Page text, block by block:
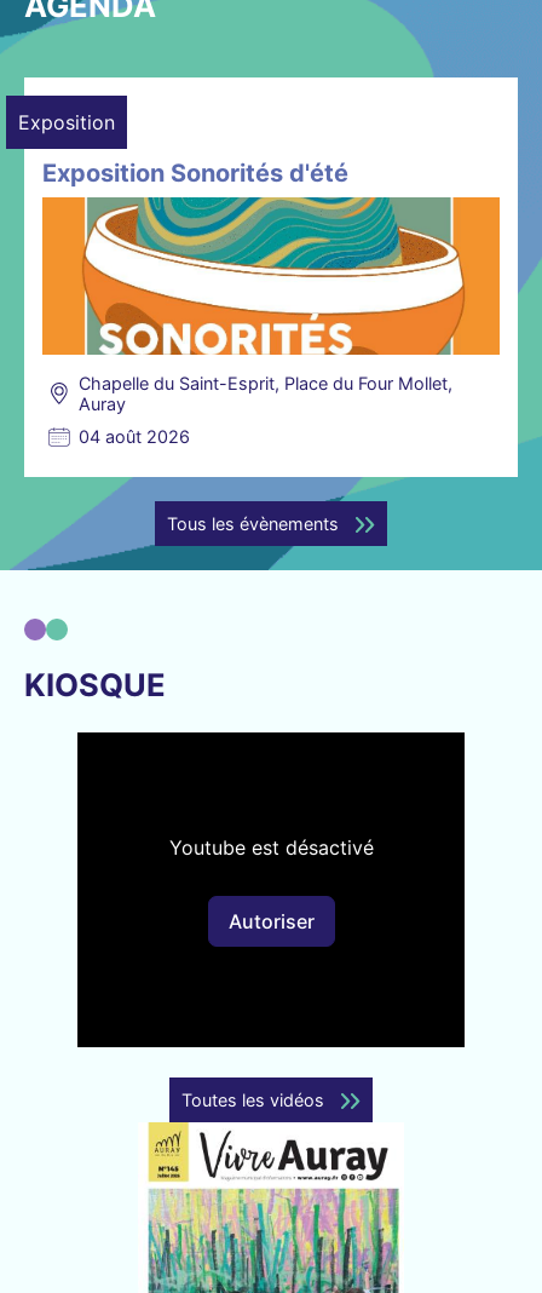
Exposition
Exposition Sonorités d'été
Chapelle du Saint-Esprit, Place du Four Mollet,
Auray
04 août 2026
Tous les évènements
KIOSQUE
Youtube est désactivé
Autoriser
Toutes les vidéos